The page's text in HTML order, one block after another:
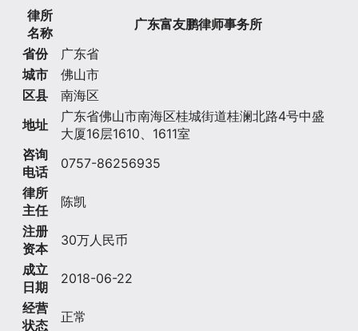
律所
名称
广东富友鹏律师事务所
省份
广东省
城市
佛山市
区县
南海区
地址
广东省佛山市南海区桂城街道桂澜北路4号中盛
大厦16层1610、1611室
咨询
电话
0757-86256935
律所
主任
陈凯
注册
资本
30万人民币
成立
日期
2018-06-22
经营
状态
正常